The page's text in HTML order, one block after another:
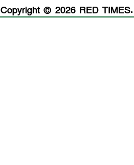
Copyright © 2026 RED